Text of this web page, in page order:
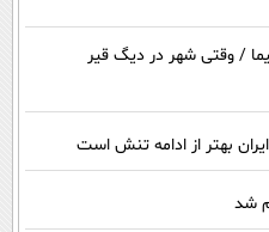
/ وقتی شهر در دیگ قیر
بهتر از ادامه تنش است
شد